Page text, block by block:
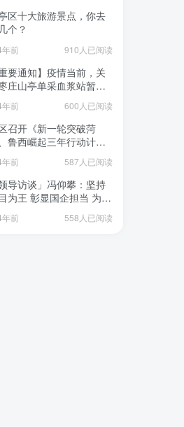
区十大旅游景点，你去
个？
年前 910人已阅读
重要通知】疫情当前，关
庄山亭单采血浆站暂停
年前 600人已阅读
召开《新一轮突破菏
鲁西崛起三年行动计划
稿）政策分析研判会议
年前 587人已阅读
领导访谈」冯仰攀：坚持
显国企担当 为全
目建设贡献“交发力量”
年前 558人已阅读